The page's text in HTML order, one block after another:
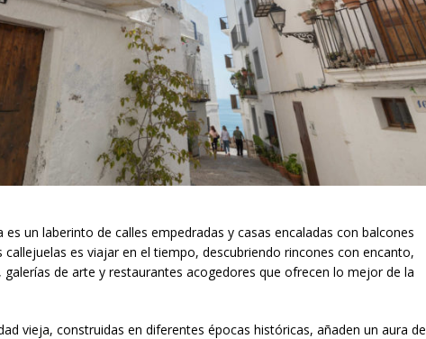
es un laberinto de calles empedradas y casas encaladas con balcones
es viajar en el tiempo, descubriendo rincones con encanto,
galerías de arte y restaurantes acogedores que ofrecen lo mejor de la
vieja, construidas en diferentes épocas históricas, añaden un aura de